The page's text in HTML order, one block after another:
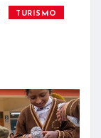
TURISMO